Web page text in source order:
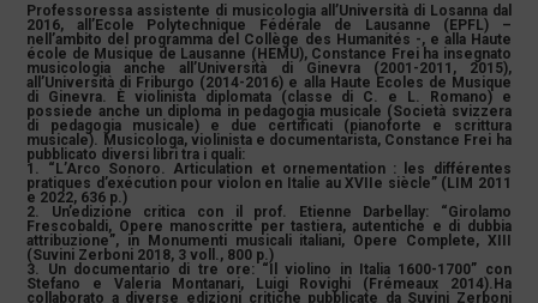
Professoressa assistente di musicologia all’Università di Losanna dal
2016, all’Ecole Polytechnique Fédérale de Lausanne (EPFL) –
nell’ambito del programma del Collège des Humanités -, e alla Haute
école de Musique de Lausanne (HEMU), Constance Frei ha insegnato
musicologia anche all’Università di Ginevra (2001-2011, 2015),
all’Università di Friburgo (2014-2016) e alla Haute Ecoles de Musique
di Ginevra. È violinista diplomata (classe di C. e L. Romano) e
possiede anche un diploma in pedagogia musicale (Società svizzera
di pedagogia musicale) e due certificati (pianoforte e scrittura
musicale). Musicologa, violinista e documentarista, Constance Frei ha
pubblicato diversi libri tra i quali:
1. “L’Arco Sonoro. Articulation et ornementation : les différentes
pratiques d’exécution pour violon en Italie au XVIIe siècle” (LIM 2011
e 2022, 636 p.)
2. Un’edizione critica con il prof. Etienne Darbellay: “Girolamo
Frescobaldi, Opere manoscritte per tastiera, autentiche e di dubbia
attribuzione”, in Monumenti musicali italiani, Opere Complete, XIII
(Suvini Zerboni 2018, 3 voll., 800 p.)
3. Un documentario di tre ore: “Il violino in Italia 1600-1700” con
Stefano e Valeria Montanari, Luigi Rovighi (Frémeaux 2014).Ha
collaborato a diverse edizioni critiche pubblicate da Suvini Zerboni